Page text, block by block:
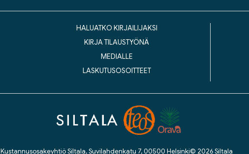
HALUATKO KIRJAILIJAKSI
KIRJA TILAUSTYÖNÄ
MEDIALLE
LASKUTUSOSOITTEET
Kustannusosakeyhtiö Siltala, Suvilahdenkatu 7, 00500 Helsinki© 2026 Siltala